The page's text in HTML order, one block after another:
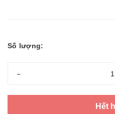
Số lượng:
-
Hết